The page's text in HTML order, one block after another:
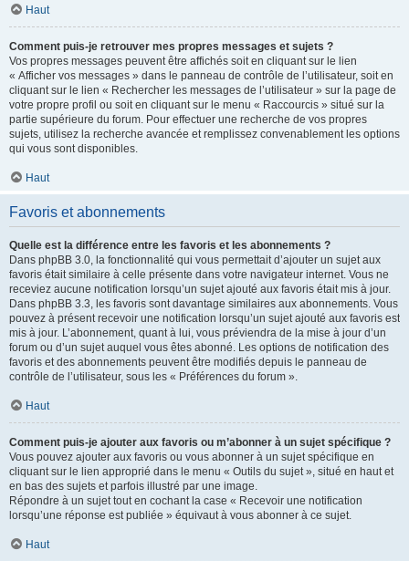
Haut
Comment puis-je retrouver mes propres messages et sujets ?
Vos propres messages peuvent être affichés soit en cliquant sur le lien
« Afficher vos messages » dans le panneau de contrôle de l’utilisateur, soit en
cliquant sur le lien « Rechercher les messages de l’utilisateur » sur la page de
votre propre profil ou soit en cliquant sur le menu « Raccourcis » situé sur la
partie supérieure du forum. Pour effectuer une recherche de vos propres
sujets, utilisez la recherche avancée et remplissez convenablement les options
qui vous sont disponibles.
Haut
Favoris et abonnements
Quelle est la différence entre les favoris et les abonnements ?
Dans phpBB 3.0, la fonctionnalité qui vous permettait d’ajouter un sujet aux
favoris était similaire à celle présente dans votre navigateur internet. Vous ne
receviez aucune notification lorsqu’un sujet ajouté aux favoris était mis à jour.
Dans phpBB 3.3, les favoris sont davantage similaires aux abonnements. Vous
pouvez à présent recevoir une notification lorsqu’un sujet ajouté aux favoris est
mis à jour. L’abonnement, quant à lui, vous préviendra de la mise à jour d’un
forum ou d’un sujet auquel vous êtes abonné. Les options de notification des
favoris et des abonnements peuvent être modifiés depuis le panneau de
contrôle de l’utilisateur, sous les « Préférences du forum ».
Haut
Comment puis-je ajouter aux favoris ou m’abonner à un sujet spécifique ?
Vous pouvez ajouter aux favoris ou vous abonner à un sujet spécifique en
cliquant sur le lien approprié dans le menu « Outils du sujet », situé en haut et
en bas des sujets et parfois illustré par une image.
Répondre à un sujet tout en cochant la case « Recevoir une notification
lorsqu’une réponse est publiée » équivaut à vous abonner à ce sujet.
Haut